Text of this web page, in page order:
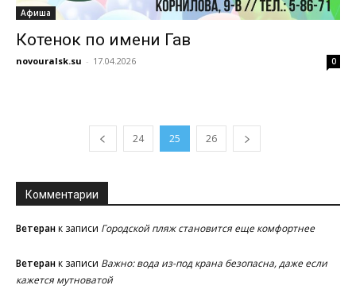
Афиша
Котенок по имени Гав
novouralsk.su - 17.04.2026 0
24 25 26
Комментарии
Ветеранк записи Городской пляж становится еще комфортнее
Ветеранк записи Важно: вода из-под крана безопасна, даже если
кажется мутноватой